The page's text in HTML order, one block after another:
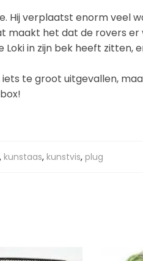
Hij verplaatst enorm veel
maakt het dat de rovers er
in zijn bek heeft zitten,
te groot uitgevallen,
, kunstaas, kunstvis, plug